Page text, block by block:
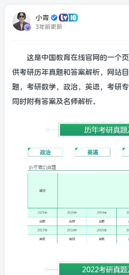
小青
3年前更新
这是中国教育在线官网的一个
供考研历年真题和答案解析，网站
题，考研数学，政治，英语，考研
同时附有答案及名师解析。